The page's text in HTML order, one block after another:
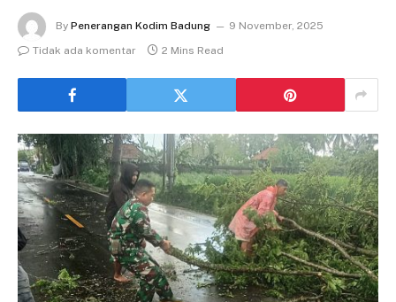
By Penerangan Kodim Badung
9 November, 2025
Tidak ada komentar
2 Mins Read